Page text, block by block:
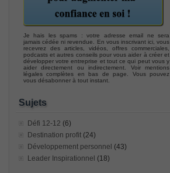
Je hais les spams : votre adresse email ne sera
jamais cédée ni revendue. En vous inscrivant ici, vous
recevrez des articles, vidéos, offres commerciales,
podcasts et autres conseils pour vous aider à créer et
développer votre entreprise et tout ce qui peut vous y
aider directement ou indirectement. Voir mentions
légales complètes en bas de page. Vous pouvez
vous désabonner à tout instant.
Sujets
Défi 12-12 (6)
Destination profit (24)
Développement personnel (43)
Leader Inspirationnel (18)